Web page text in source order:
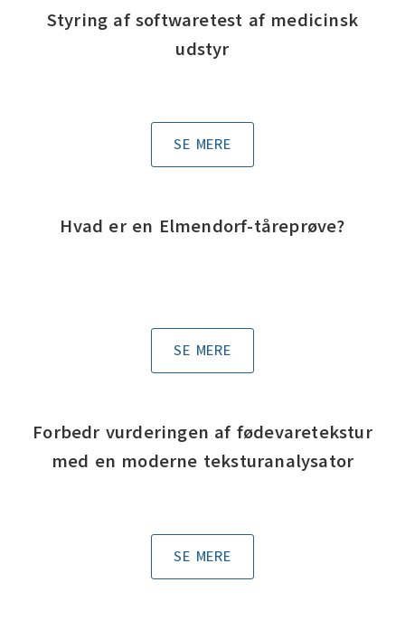
Styring af softwaretest af medicinsk
udstyr
SE MERE
Hvad er en Elmendorf-tåreprøve?
SE MERE
Forbedr vurderingen af fødevaretekstur
med en moderne teksturanalysator
SE MERE